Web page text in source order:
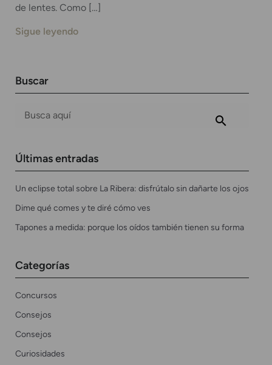
de lentes. Como […]
Sigue leyendo
Buscar
Últimas entradas
Un eclipse total sobre La Ribera: disfrútalo sin dañarte los ojos
Dime qué comes y te diré cómo ves
Tapones a medida: porque los oídos también tienen su forma
Categorías
Concursos
Consejos
Consejos
Curiosidades